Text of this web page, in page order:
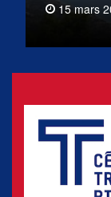
15 mars